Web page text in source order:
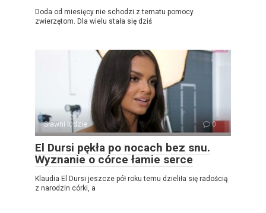
Doda od miesięcy nie schodzi z tematu pomocy
zwierzętom. Dla wielu stała się dziś
Sławni ludzie 0
El Dursi pękła po nocach bez snu.
Wyznanie o córce łamie serce
Klaudia El Dursi jeszcze pół roku temu dzieliła się radością
z narodzin córki, a